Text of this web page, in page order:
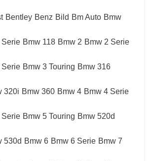
Bentley Benz Bild Bm Auto Bmw
Serie Bmw 118 Bmw 2 Bmw 2 Serie
Serie Bmw 3 Touring Bmw 316
320i Bmw 360 Bmw 4 Bmw 4 Serie
Serie Bmw 5 Touring Bmw 520d
530d Bmw 6 Bmw 6 Serie Bmw 7